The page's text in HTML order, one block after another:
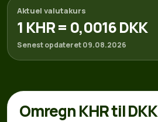
Aktuel valutakurs
1 KHR = 0,0016 DKK
Senest opdateret 09.08.2026
Omregn KHR til DKK